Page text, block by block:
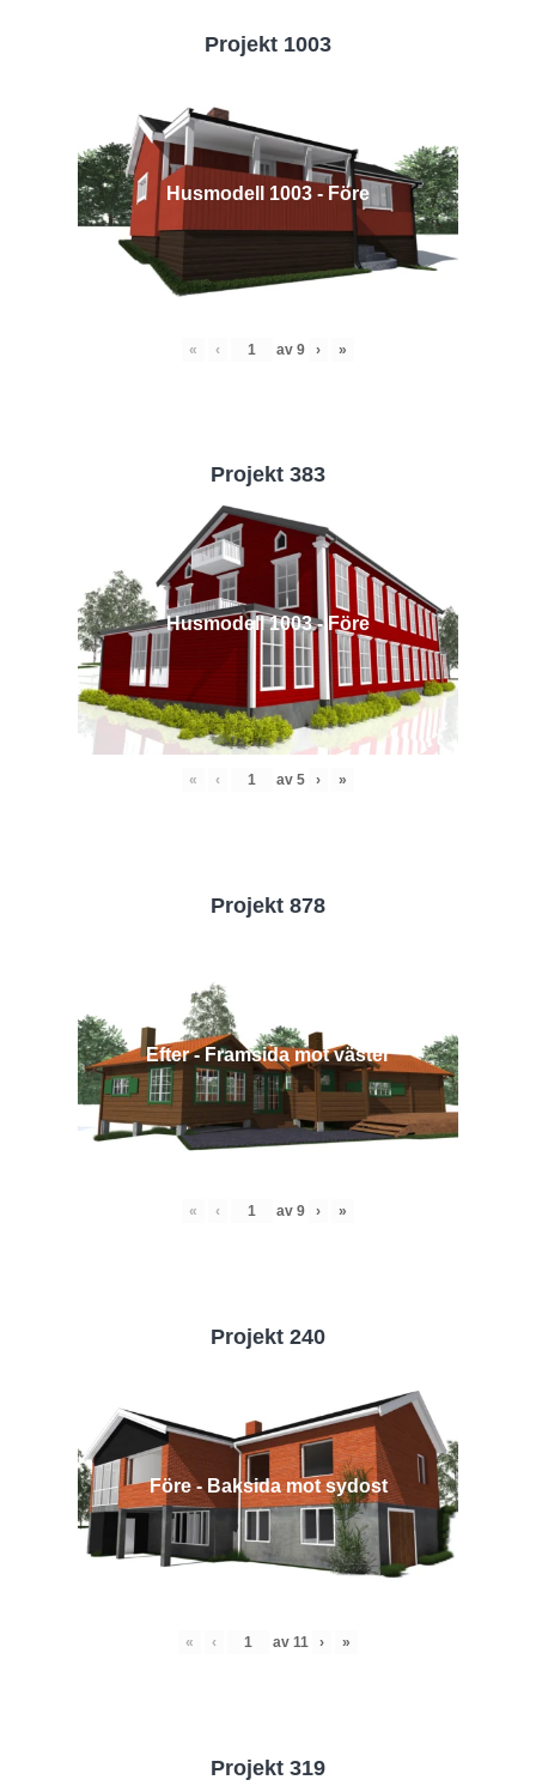
Projekt 1003
Husmodell 1003 - Före
« ‹ av 9 › »
Projekt 383
Husmodell 1003 - Före
« ‹ av 5 › »
Projekt 878
Efter - Framsida mot väster
« ‹ av 9 › »
Projekt 240
Före - Baksida mot sydost
« ‹ av 11 › »
Projekt 319